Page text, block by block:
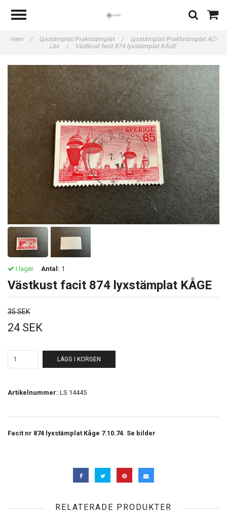
Hem / Lyxstämplat/Praktstämplat /
Lyxstämplat/Praktstämplat AC-
Län
/ Västkust facit 874 lyxstämplat KÅGE
I lager. Antal: 1
Västkust facit 874 lyxstämplat KÅGE
35 SEK
24 SEK
LÄGG I KORGEN
Artikelnummer: LS 14445
Facit nr 874 lyxstämplat Kåge 7.10.74. Se bilder
RELATERADE PRODUKTER